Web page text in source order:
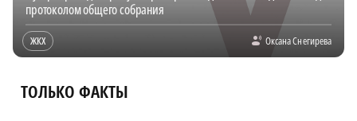
протоколом общего собрания
ЖКХ Оксана Снегирева
ТОЛЬКО ФАКТЫ